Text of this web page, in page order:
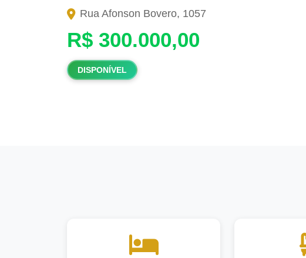
Rua Afonson Bovero, 1057
R$ 300.000,00
DISPONÍVEL